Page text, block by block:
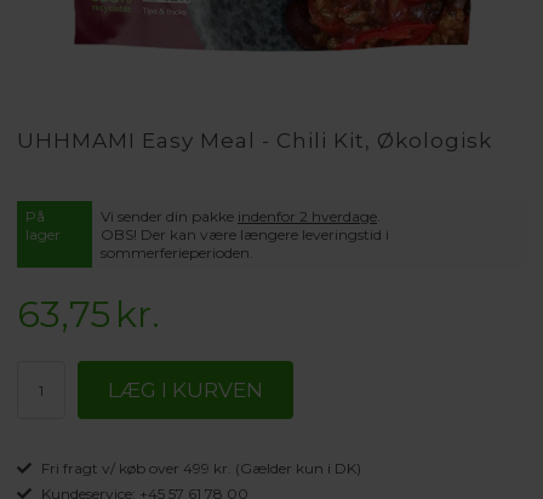
UHHMAMI Easy Meal - Chili Kit, Økologisk
På
lager
Vi sender din pakke indenfor 2 hverdage.
OBS! Der kan være længere leveringstid i
sommerferieperioden.
63,75 kr.
Fri fragt v/ køb over 499 kr. (Gælder kun i DK)
Kundeservice: +45 57 61 78 00